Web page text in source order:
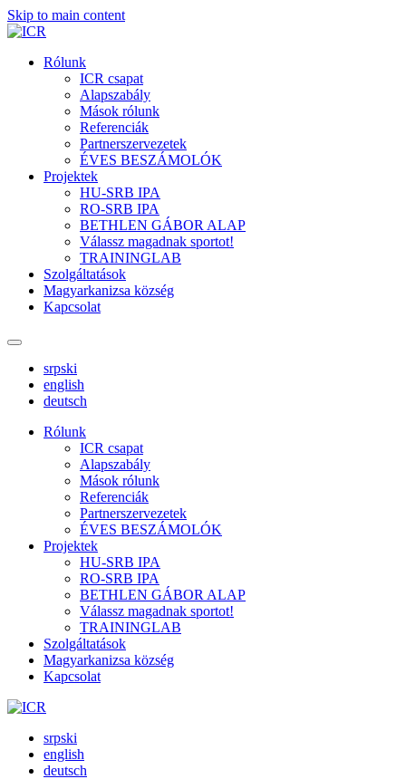
Skip to main content
Rólunk
ICR csapat
Alapszabály
Mások rólunk
Referenciák
Partnerszervezetek
ÉVES BESZÁMOLÓK
Projektek
HU-SRB IPA
RO-SRB IPA
BETHLEN GÁBOR ALAP
Válassz magadnak sportot!
TRAININGLAB
Szolgáltatások
Magyarkanizsa község
Kapcsolat
srpski
english
deutsch
Rólunk
ICR csapat
Alapszabály
Mások rólunk
Referenciák
Partnerszervezetek
ÉVES BESZÁMOLÓK
Projektek
HU-SRB IPA
RO-SRB IPA
BETHLEN GÁBOR ALAP
Válassz magadnak sportot!
TRAININGLAB
Szolgáltatások
Magyarkanizsa község
Kapcsolat
srpski
english
deutsch